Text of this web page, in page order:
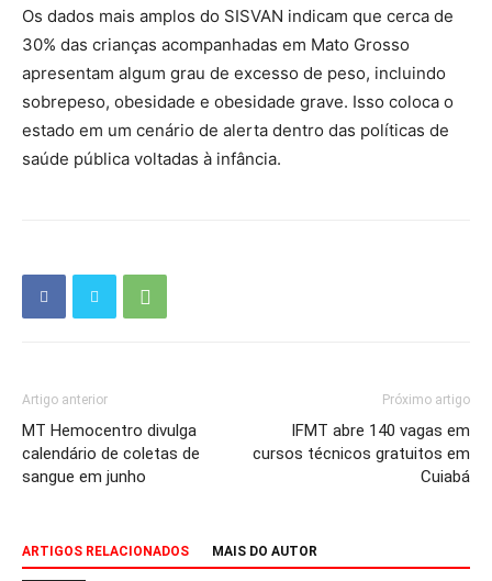
Os dados mais amplos do SISVAN indicam que cerca de
30% das crianças acompanhadas em Mato Grosso
apresentam algum grau de excesso de peso, incluindo
sobrepeso, obesidade e obesidade grave. Isso coloca o
estado em um cenário de alerta dentro das políticas de
saúde pública voltadas à infância.
Artigo anterior
MT Hemocentro divulga
calendário de coletas de
sangue em junho
Próximo artigo
IFMT abre 140 vagas em
cursos técnicos gratuitos em
Cuiabá
ARTIGOS RELACIONADOS MAIS DO AUTOR